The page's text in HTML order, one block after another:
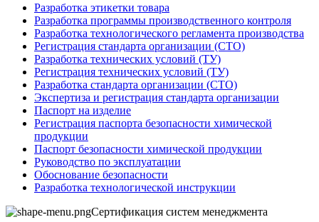
Разработка этикетки товара
Разработка программы производственного контроля
Разработка технологического регламента производства
Регистрация стандарта организации (СТО)
Разработка технических условий (ТУ)
Регистрация технических условий (ТУ)
Разработка стандарта организации (СТО)
Экспертиза и регистрация стандарта организации
Паспорт на изделие
Регистрация паспорта безопасности химической
продукции
Паспорт безопасности химической продукции
Руководство по эксплуатации
Обоснование безопасности
Разработка технологической инструкции
Сертификация систем менеджмента